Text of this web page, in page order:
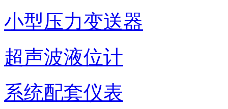
小型压力变送器
超声波液位计
系统配套仪表